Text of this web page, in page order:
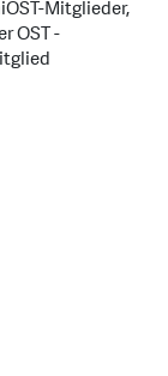
Mitglieder,
OST -